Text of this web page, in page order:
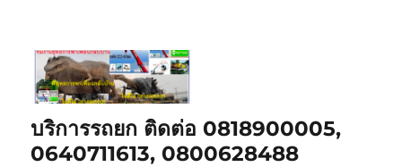
บริการรถยก ติดต่อ 0818900005,
0640711613, 0800628488